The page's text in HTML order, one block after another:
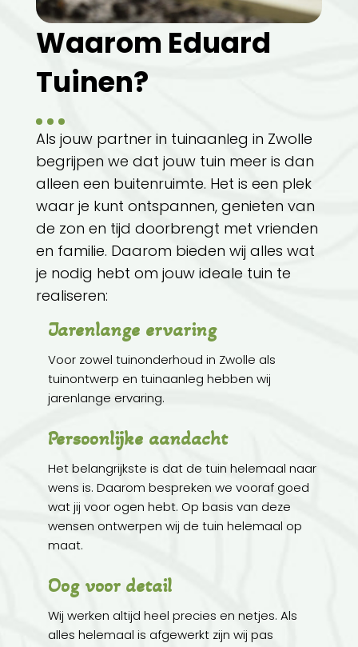
Waarom Eduard
Tuinen?
Als jouw partner in tuinaanleg in Zwolle
begrijpen we dat jouw tuin meer is dan
alleen een buitenruimte. Het is een plek
waar je kunt ontspannen, genieten van
de zon en tijd doorbrengt met vrienden
en familie. Daarom bieden wij alles wat
je nodig hebt om jouw ideale tuin te
realiseren:
Jarenlange ervaring
Voor zowel tuinonderhoud in Zwolle als
tuinontwerp en tuinaanleg hebben wij
jarenlange ervaring.
Persoonlijke aandacht
Het belangrijkste is dat de tuin helemaal naar
wens is. Daarom bespreken we vooraf goed
wat jij voor ogen hebt. Op basis van deze
wensen ontwerpen wij de tuin helemaal op
maat.
Oog voor detail
Wij werken altijd heel precies en netjes. Als
alles helemaal is afgewerkt zijn wij pas